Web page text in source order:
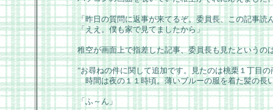
「昨日の質問に返事が来てるぞ。委員長、この記事読
「ええ。僕も家で見てましたから」
稚空が画面上で指差した記事、委員長も見たというの
"お尋ねの件に関して追加です。見たのは桃栗１丁目の
時間は夜の１１時頃。薄いブルーの服を着た髪の長
「ふ～ん」